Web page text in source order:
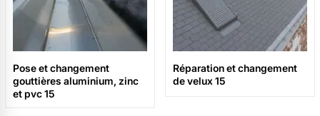
Pose et changement
gouttières aluminium, zinc
et pvc 15
Réparation et changement
de velux 15